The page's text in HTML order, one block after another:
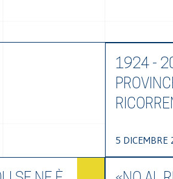
1924 -
5 DICEMBRE